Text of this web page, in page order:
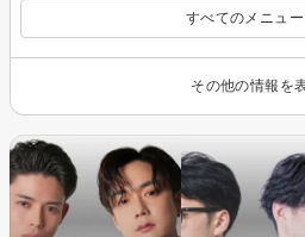
すべてのメニュ
その他の情報を